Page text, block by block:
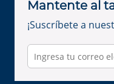
Mantente al
¡Suscríbete a